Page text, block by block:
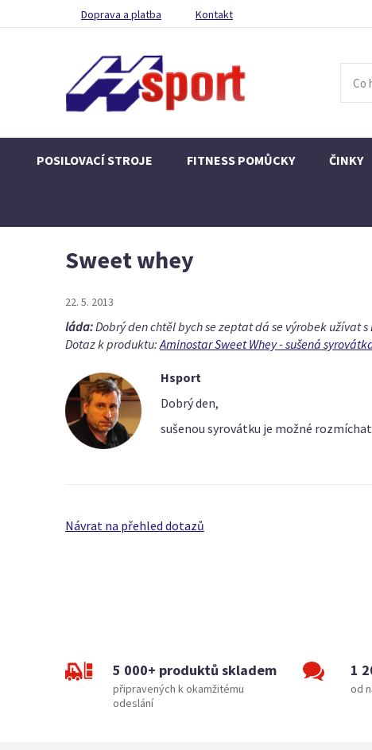
Doprava a platba Kontakt
POSILOVACÍ STROJE FITNESS POMŮCKY ČINKY
Sweet whey
22. 5. 2013
láda:Dobrý den chtěl bych se zeptat dá se výrobek užívat
Dotaz k produktu:Aminostar Sweet Whey - sušená
Hsport
Dobrý den,
sušenou syrovátku je možné
Návrat na přehled dotazů
5 000+ produktů skladem
připravených k okamžitému
odeslání
1
od